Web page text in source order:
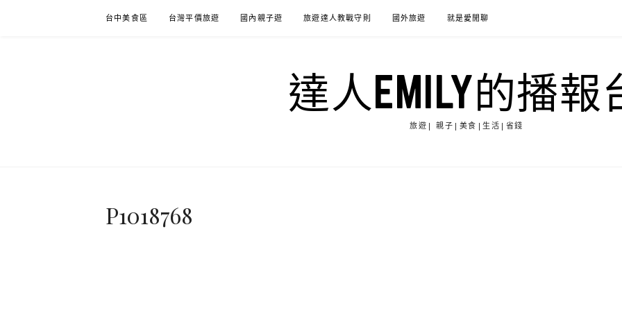
台中美食區 台灣平價旅遊 國內親子遊 旅遊達人教戰守則 國外旅遊 就是愛閒聊
達人EMILY的播報
旅遊| 親子|美食|生活|省錢
P1018768